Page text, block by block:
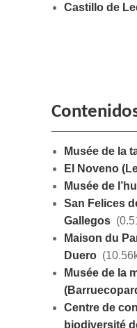
Castillo de
Musée de la
El Noveno
Musée de
San Felices
Gallegos
Maison du
Duero
Musée de la
Centre de
biodiversité